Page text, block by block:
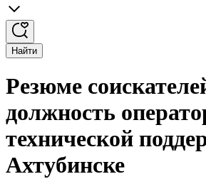
Найти
Резюме
должность
технической
Ахтубинске